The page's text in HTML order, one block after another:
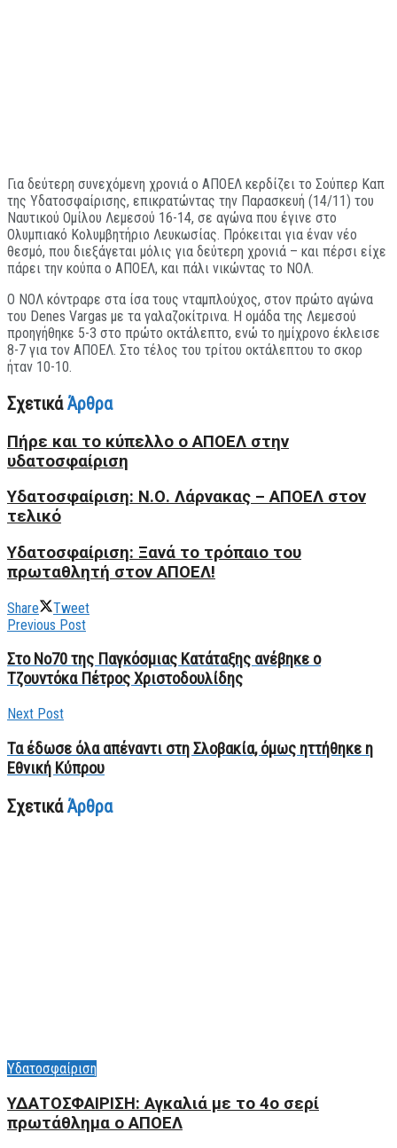
Για δεύτερη συνεχόμενη χρονιά ο ΑΠΟΕΛ κερδίζει το Σούπερ Καπ
της Υδατοσφαίρισης, επικρατώντας την Παρασκευή (14/11) του
Ναυτικού Ομίλου Λεμεσού 16-14, σε αγώνα που έγινε στο
Ολυμπιακό Κολυμβητήριο Λευκωσίας. Πρόκειται για έναν νέο
θεσμό, που διεξάγεται μόλις για δεύτερη χρονιά – και πέρσι είχε
πάρει την κούπα ο ΑΠΟΕΛ, και πάλι νικώντας το ΝΟΛ.
Ο ΝΟΛ κόντραρε στα ίσα τους νταμπλούχος, στον πρώτο αγώνα
του Denes Vargas με τα γαλαζοκίτρινα. Η ομάδα της Λεμεσού
προηγήθηκε 5-3 στο πρώτο οκτάλεπτο, ενώ το ημίχρονο έκλεισε
8-7 για τον ΑΠΟΕΛ. Στο τέλος του τρίτου οκτάλεπτου το σκορ
ήταν 10-10.
ΣχετικάΆρθρα
Πήρε και το κύπελλο ο ΑΠΟΕΛ στην
υδατοσφαίριση
Yδατοσφαίριση: Ν.Ο. Λάρνακας – ΑΠΟΕΛ στον
τελικό
Υδατοσφαίριση: Ξανά το τρόπαιο του
πρωταθλητή στον ΑΠΟΕΛ!
Share
Tweet
Previous Post
Στο Νο70 της Παγκόσμιας Κατάταξης ανέβηκε ο
Τζουντόκα Πέτρος Χριστοδουλίδης
Next Post
Τα έδωσε όλα απέναντι στη Σλοβακία, όμως ηττήθηκε η
Εθνική Κύπρου
ΣχετικάΆρθρα
Υδατοσφαίριση
ΥΔΑΤΟΣΦΑΙΡΙΣΗ: Αγκαλιά με το 4ο σερί
πρωτάθλημα ο ΑΠΟΕΛ